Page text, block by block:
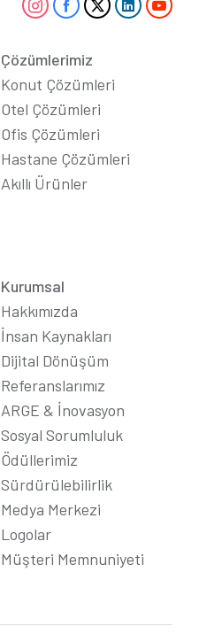
Çözümlerimiz
Konut Çözümleri
Otel Çözümleri
Ofis Çözümleri
Hastane Çözümleri
Akıllı Ürünler
Kurumsal
Hakkımızda
İnsan Kaynakları
Dijital Dönüşüm
Referanslarımız
ARGE & İnovasyon
Sosyal Sorumluluk
Ödüllerimiz
Sürdürülebilirlik
Medya Merkezi
Logolar
Müşteri Memnuniyeti